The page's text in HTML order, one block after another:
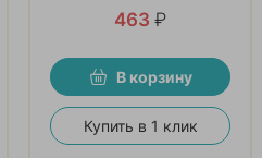
463 ₽
В корзину
Купить в 1 клик